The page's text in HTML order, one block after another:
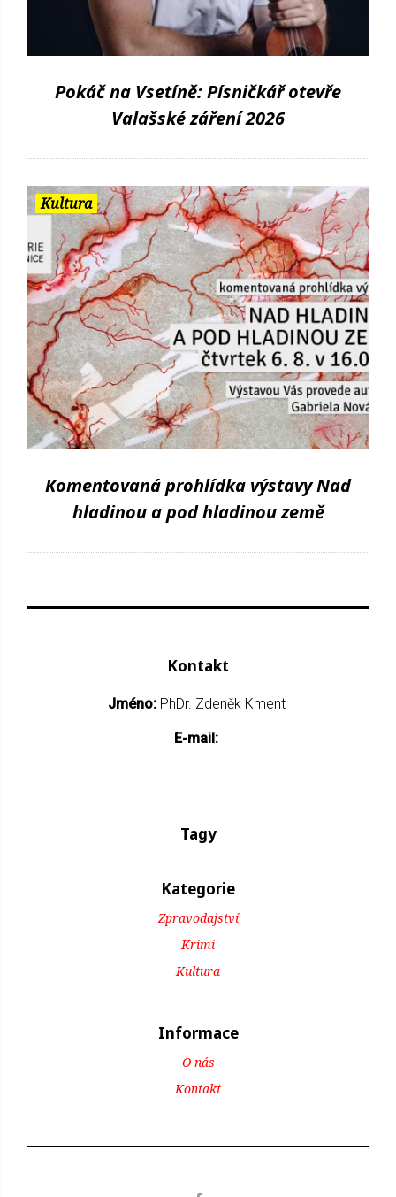
Pokáč na Vsetíně: Písničkář otevře
Valašské záření 2026
Kultura
Komentovaná prohlídka výstavy Nad
hladinou a pod hladinou země
Kontakt
Jméno: PhDr. Zdeněk Kment
E-mail:
Tagy
Kategorie
Zpravodajství
Krimi
Kultura
Informace
O nás
Kontakt